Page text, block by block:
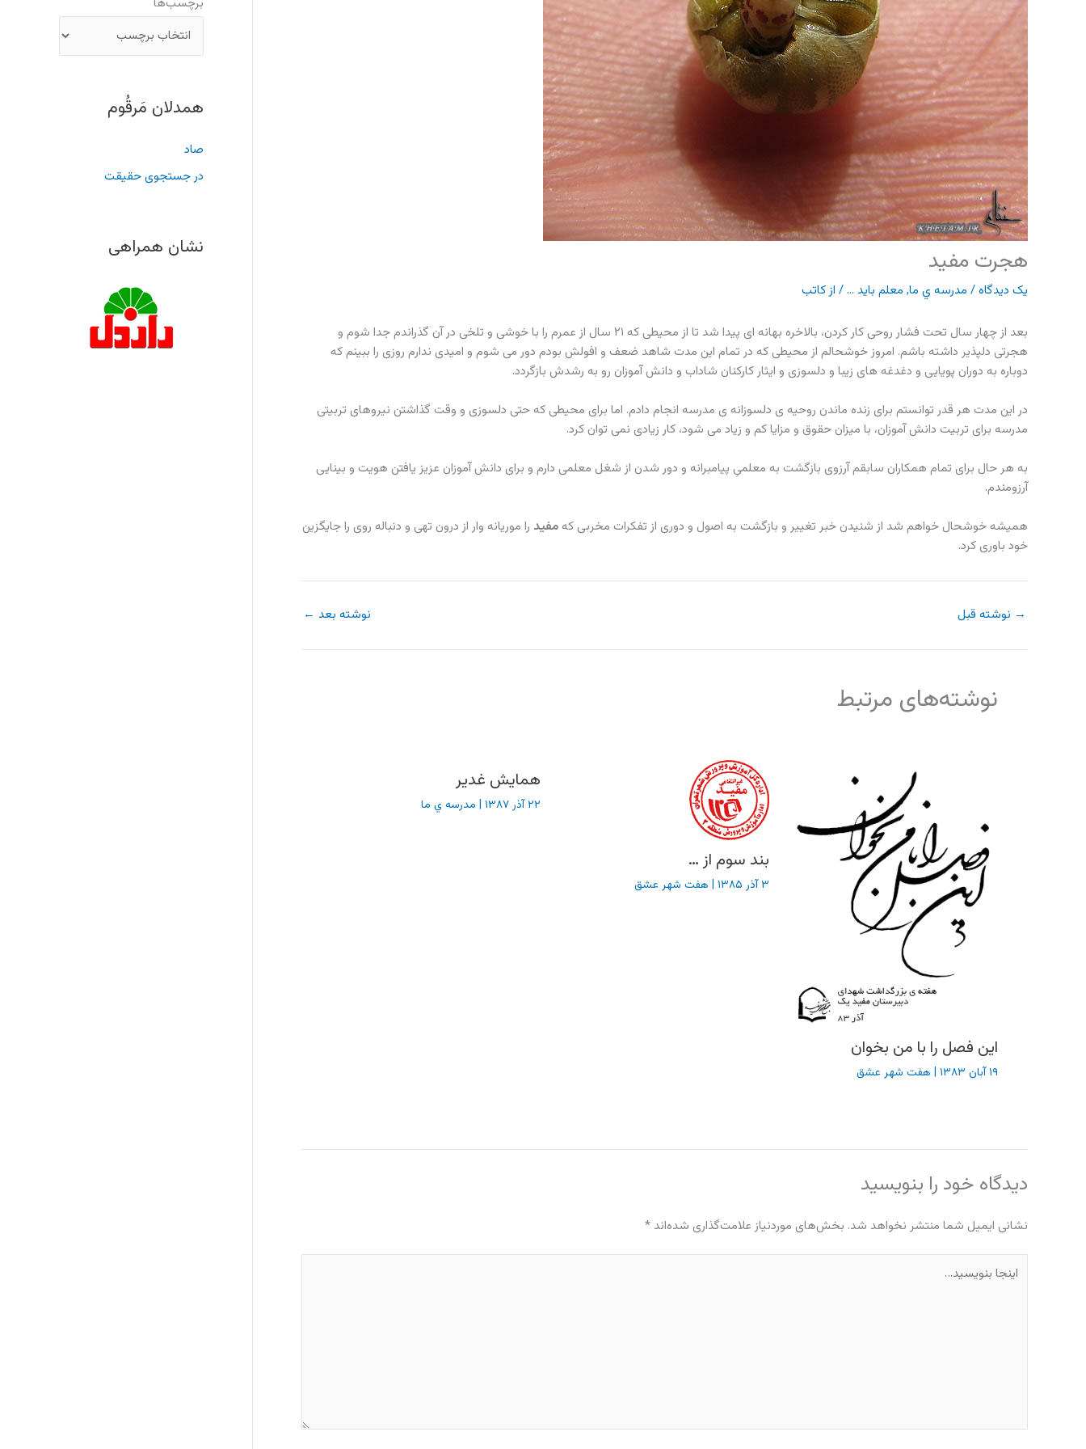
هجرت مفید
یک دیدگاه/ مدرسه ي ما, معلم باید .../ ازکاتب
بعد از چهار سال تحت فشار روحی کار کردن، بالاخره بهانه ای پیدا شد تا از محیطی که ۲۱ سال از عمرم را با خوشی و تلخی در آن گذراندم جدا شوم و
هجرتی دلپذیر داشته باشم. امروز خوشحالم از محیطی که در تمام این مدت شاهد ضعف و افولش بودم دور می شوم و امیدی ندارم روزی را ببینم که
دوباره به دوران پویایی و دغدغه های زیبا و دلسوزی و ایثار کارکنان شاداب و دانش آموزان رو به رشدش بازگردد.
در این مدت هر قدر توانستم برای زنده ماندن روحیه ی دلسوزانه ی مدرسه انجام دادم. اما برای محیطی که حتی دلسوزی و وقت گذاشتن نیروهای تربیتی
مدرسه برای تربیت دانش آموزان، با میزان حقوق و مزایا کم و زیاد می شود، کار زیادی نمی توان کرد.
به هر حال برای تمام همکاران سابقم آرزوی بازگشت به معلمیِ پیامبرانه و دور شدن از شغل معلمی دارم و برای دانش آموزان عزیز یافتن هویت و بینایی
آرزومندم.
همیشه خوشحال خواهم شد از شنیدن خبر تغییر و بازگشت به اصول و دوری از تفکرات مخربی که مفید را موریانه وار از درون تهی و دنباله روی را جایگزین
خود باوری کرد.
→ نوشته قبل نوشته بعد ←
نوشته‌های مرتبط
این فصل را با من بخوان
۱۹ آبان ۱۳۸۳ | هفت شهر عشق
بند سوم از …
۳ آذر ۱۳۸۵ | هفت شهر عشق
همایش غدیر
۲۲ آذر ۱۳۸۷ | مدرسه ي ما
دیدگاه‌ خود را بنویسید
نشانی ایمیل شما منتشر نخواهد شد. بخش‌های موردنیاز علامت‌گذاری شده‌اند *
بنویسید…
همدلان مَرقُوم
صاد
در جستجوی حقیقت
نشان همراهی